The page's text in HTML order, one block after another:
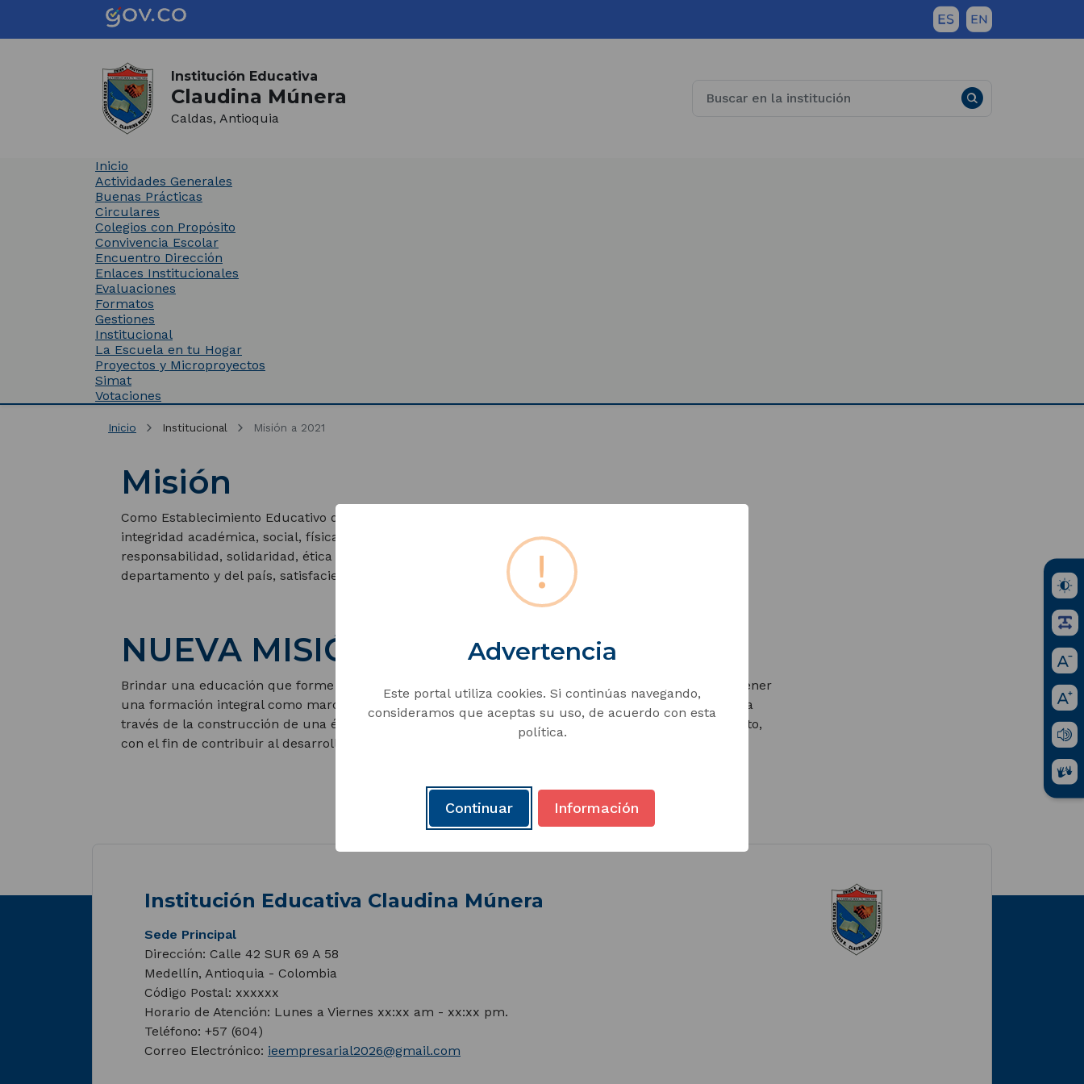
Saltar al contenido principal
(Este
abrirá
una
nueva
pestaña)
Institución Educativa
Claudina Múnera
Caldas, Antioquia
Inicio
Actividades Generales
Buenas Prácticas
Circulares
Colegios con Propósito
Convivencia Escolar
Encuentro Dirección
Enlaces Institucionales
Evaluaciones
Formatos
Gestiones
Institucional
La Escuela en tu Hogar
Proyectos y Microproyectos
Simat
Votaciones
Inicio del contenido principal
Inicio Institucional Misión a 2021
Misión
Como Establecimiento Educativo de carácter público nuestra misión es formar al estudiante en su
integridad académica, social, física, moral y espiritual con capacidad de autonomía, creatividad,
responsabilidad, solidaridad, ética y liderazgo en el desarrollo de su comunidad, del municipio, del
departamento y del país, satisfaciendo sus necesidades y mejorando su calidad de vida.
NUEVA MISIÓN
Brindar una educación que forme personas con conciencia crítica, ética y social, que les posibilite tener
una formación integral como marco de desarrollo de las capacidades del Conocer, el Ser y el Hacer a
través de la construcción de una ética ciudadana y de una cultura democrática y de emprendimiento,
con el fin de contribuir al desarrollo social y armónico de la comunidad.
Institución Educativa Claudina Múnera
Sede Principal
Dirección: Calle 42 SUR 69 A 58
Medellín, Antioquia - Colombia
Código Postal: xxxxxx
Horario de Atención: Lunes a Viernes xx:xx am - xx:xx pm.
Teléfono: +57 (604)
Correo Electrónico: ieempresarial2026@gmail.com
!
Advertencia
Este portal utiliza cookies. Si continúas navegando,
consideramos que aceptas su uso, de acuerdo con esta
política.
Continuar Información